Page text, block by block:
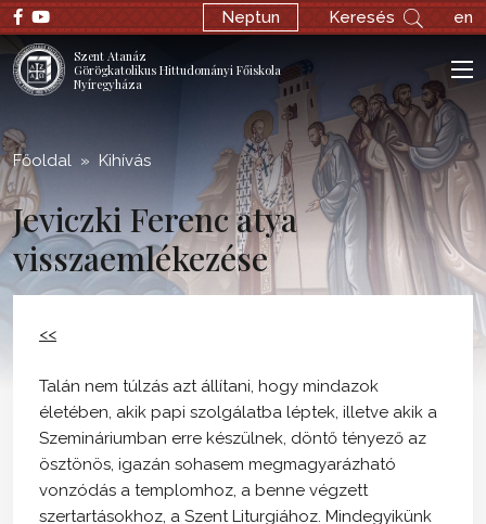
; Neptun Keresés en
Szent Atanáz
Görögkatolikus Hittudományi Főiskola
Nyíregyháza
Főoldal Kihívás
Jeviczki Ferenc atya
visszaemlékezése
<<
Talán nem túlzás azt állítani, hogy mindazok
életében, akik papi szolgálatba léptek, illetve akik a
Szemináriumban erre készülnek, döntő tényező az
ösztönös, igazán sohasem megmagyarázható
vonzódás a templomhoz, a benne végzett
szertartásokhoz, a Szent Liturgiához. Mindegyikünk